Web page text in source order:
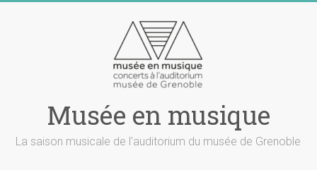
Musée en musique
La saison musicale de l'auditorium du musée de Grenoble